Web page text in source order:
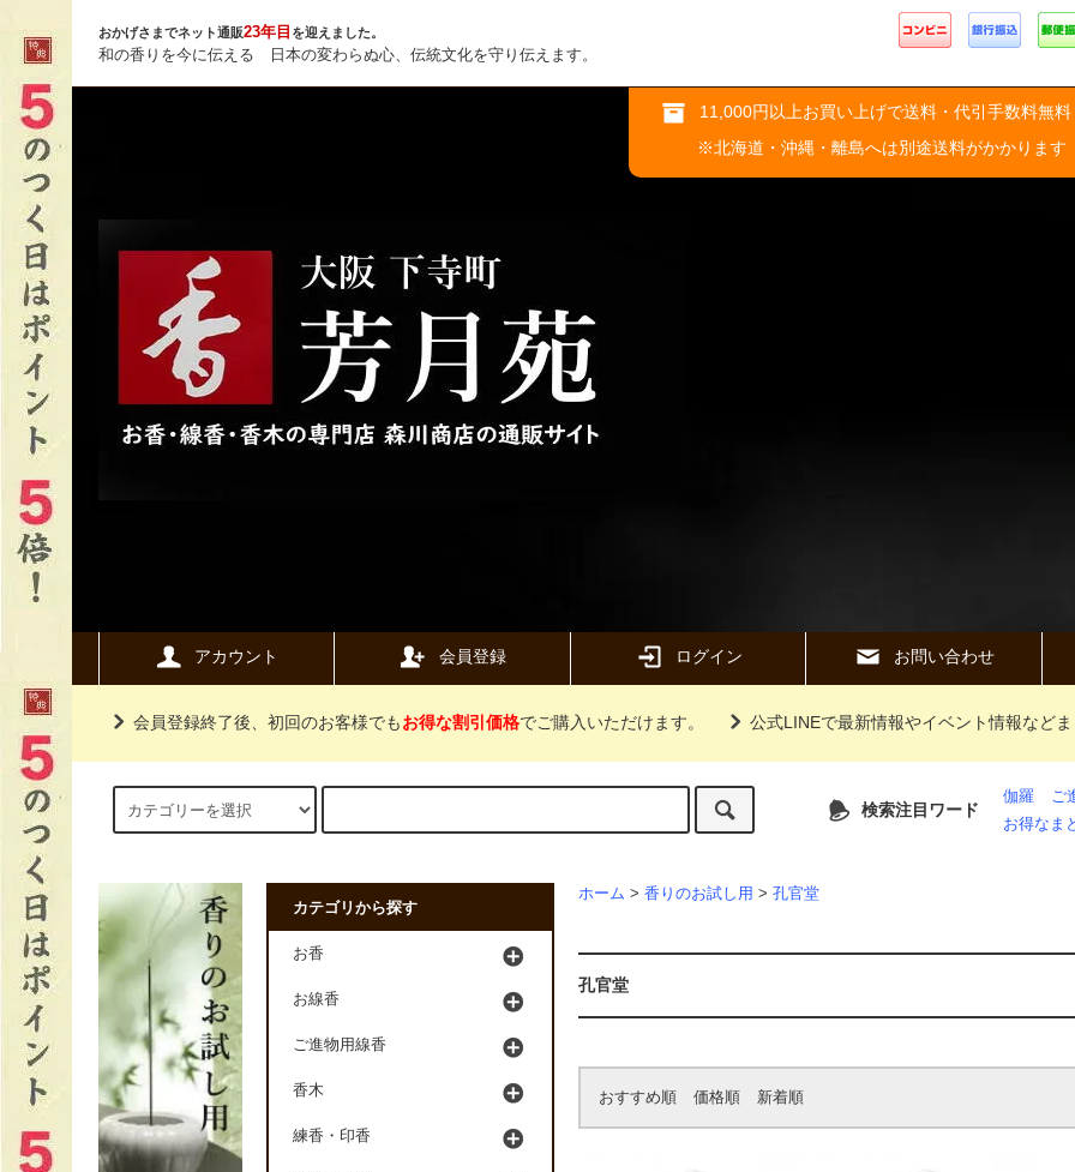
おかげさまでネット通販23年目 を迎えました。
和の香りを今に伝える 日本の変わらぬ心、伝統文化を守り伝えます。
11,000円以上お買い上げで送料・代引手数料無料
※北海道・沖縄・離島へは別途送料がかかります
アカウント 会員登録 ログイン お問い合わせ
会員登録終了後、初回のお客様でもお得な割引価格でご購入いただけます。 公式LINEで最新情報やイベント情報などま
検索注目ワード
伽羅 ご
お得なま
ホーム > 香りのお試し用 > 孔官堂
孔官堂
おすすめ順 価格順 新着順
カテゴリから探す
お香
お線香
ご進物用線香
香木
練香・印香